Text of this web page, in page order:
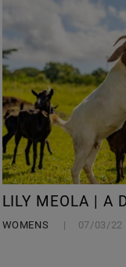
LILY MEOLA | A
WOMENS 07/03/22